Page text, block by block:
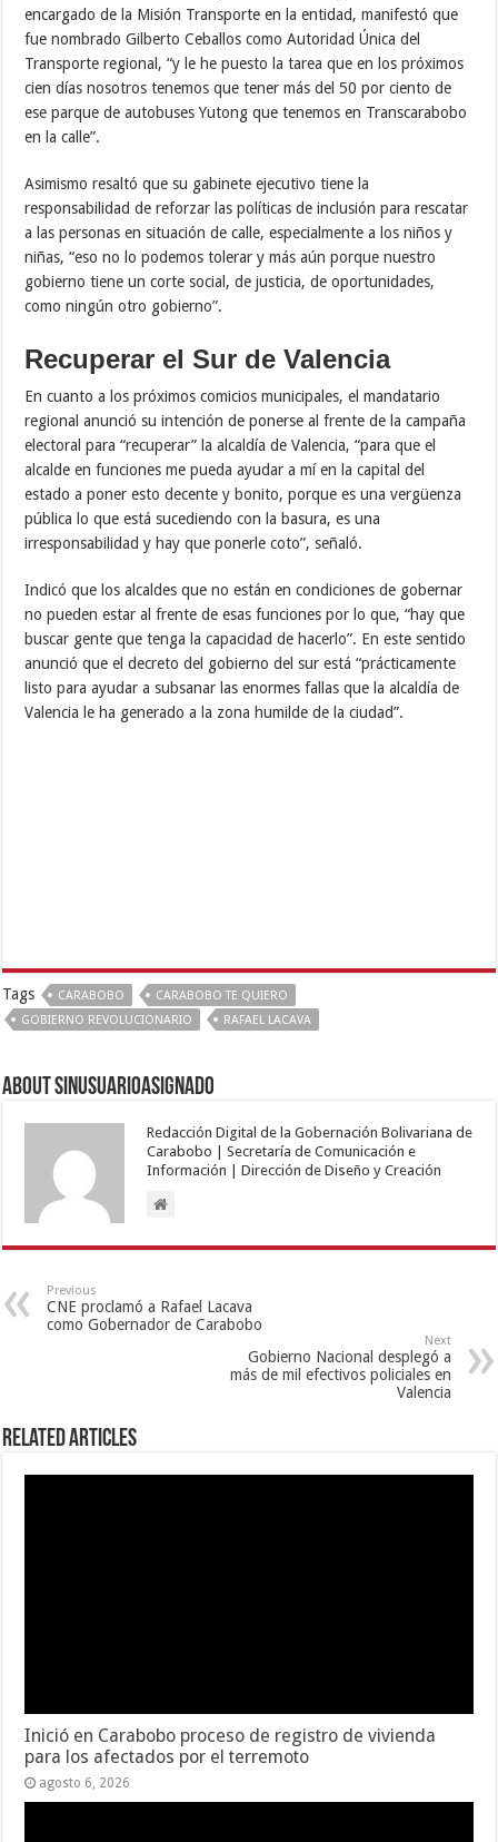
encargado de la Misión Transporte en la entidad, manifestó que
fue nombrado Gilberto Ceballos como Autoridad Única del
Transporte regional, “y le he puesto la tarea que en los próximos
cien días nosotros tenemos que tener más del 50 por ciento de
ese parque de autobuses Yutong que tenemos en Transcarabobo
en la calle”.
Asimismo resaltó que su gabinete ejecutivo tiene la
responsabilidad de reforzar las políticas de inclusión para rescatar
a las personas en situación de calle, especialmente a los niños y
niñas, “eso no lo podemos tolerar y más aún porque nuestro
gobierno tiene un corte social, de justicia, de oportunidades,
como ningún otro gobierno”.
Recuperar el Sur de Valencia
En cuanto a los próximos comicios municipales, el mandatario
regional anunció su intención de ponerse al frente de la campaña
electoral para “recuperar” la alcaldía de Valencia, “para que el
alcalde en funciones me pueda ayudar a mí en la capital del
estado a poner esto decente y bonito, porque es una vergüenza
pública lo que está sucediendo con la basura, es una
irresponsabilidad y hay que ponerle coto”, señaló.
Indicó que los alcaldes que no están en condiciones de gobernar
no pueden estar al frente de esas funciones por lo que, “hay que
buscar gente que tenga la capacidad de hacerlo”. En este sentido
anunció que el decreto del gobierno del sur está “prácticamente
listo para ayudar a subsanar las enormes fallas que la alcaldía de
Valencia le ha generado a la zona humilde de la ciudad”.
Tags CARABOBO
CARABOBO TE QUIERO
GOBIERNO REVOLUCIONARIO
RAFAEL LACAVA
About sinusuarioasignado
Redacción Digital de la Gobernación Bolivariana de
Carabobo | Secretaría de Comunicación e
Información | Dirección de Diseño y Creación
Previous
CNE proclamó a Rafael Lacava
como Gobernador de Carabobo
Next
Gobierno Nacional desplegó a
más de mil efectivos policiales en
Valencia
Related Articles
Inició en Carabobo proceso de registro de vivienda
para los afectados por el terremoto
agosto 6, 2026